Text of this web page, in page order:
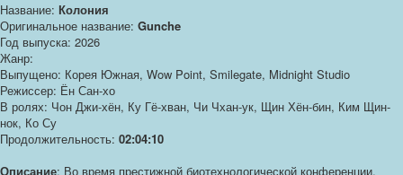
Название: Колония
Оригинальное название: Gunche
Год выпуска: 2026
Жанр:
Выпущено: Корея Южная, Wow Point, Smilegate, Midnight Studio
Режиссер: Ён Сан-хо
В ролях: Чон Джи-хён, Ку Гё-хван, Чи Чхан-ук, Щин Хён-бин, Ким Щин-
нок, Ко Су
Продолжительность: 02:04:10
Описание: Во время престижной биотехнологической конференции,